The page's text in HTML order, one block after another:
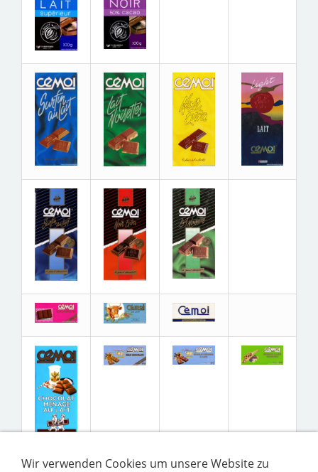
Wir verwenden Cookies um unsere Website zu